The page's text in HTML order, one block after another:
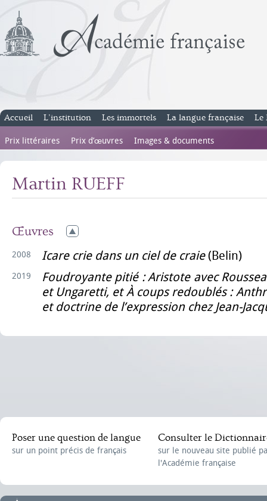
Accueil L’institution Les immortels La langue française Le
Prix littéraires Prix d’œuvres Images & documents
Martin RUEFF
Œuvres
2008 Icare crie dans un ciel de craie(Belin)
2019
Foudroyante pitié : Aristote avec
et Ungaretti, et À coups redoublés :
et doctrine de l’expression chez Jean-
Poser une question de langue
sur un point précis de français
Consulter le
sur le nouveau site publié
l'Académie française